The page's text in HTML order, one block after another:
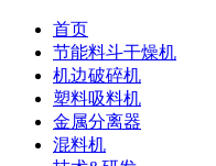
首页
节能料斗干燥机
机边破碎机
塑料吸料机
金属分离器
混料机